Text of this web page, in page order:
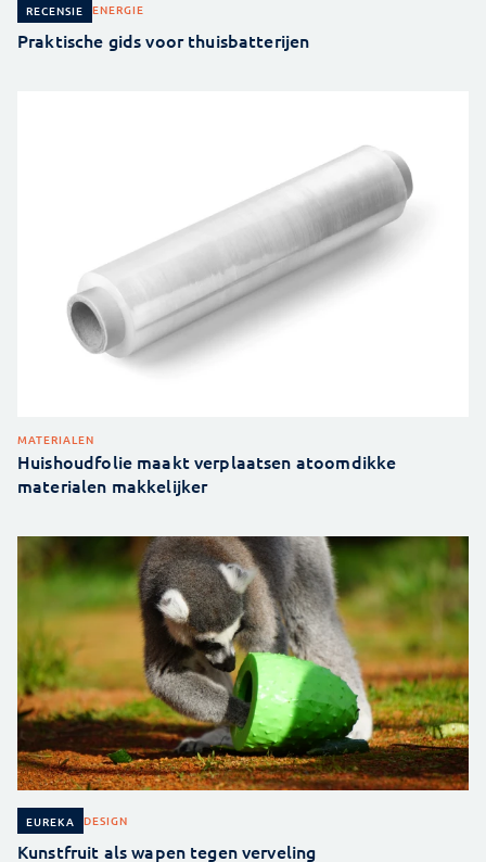
RECENSIE ENERGIE
Praktische gids voor thuisbatterijen
MATERIALEN
Huishoudfolie maakt verplaatsen atoomdikke
materialen makkelijker
EUREKA DESIGN
Kunstfruit als wapen tegen verveling